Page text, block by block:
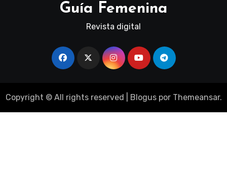
Guía Femenina
Revista digital
Copyright © All rights reserved Bloguspor Themeansar.